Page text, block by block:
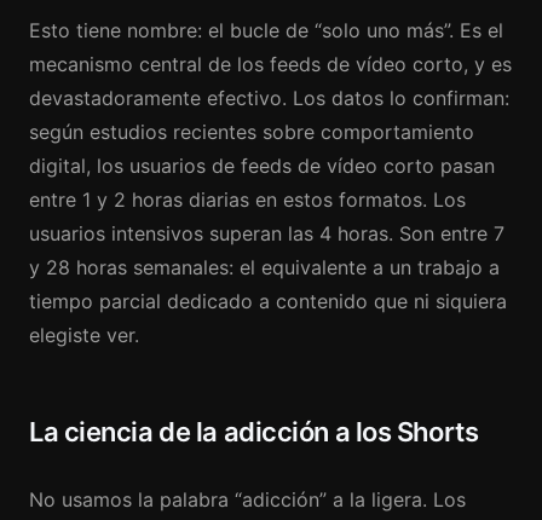
Esto tiene nombre: el bucle de “solo uno más”. Es el
mecanismo central de los feeds de vídeo corto, y es
devastadoramente efectivo. Los datos lo confirman:
según estudios recientes sobre comportamiento
digital, los usuarios de feeds de vídeo corto pasan
entre 1 y 2 horas diarias en estos formatos. Los
usuarios intensivos superan las 4 horas. Son entre 7
y 28 horas semanales: el equivalente a un trabajo a
tiempo parcial dedicado a contenido que ni siquiera
elegiste ver.
La ciencia de la adicción a los Shorts
No usamos la palabra “adicción” a la ligera. Los